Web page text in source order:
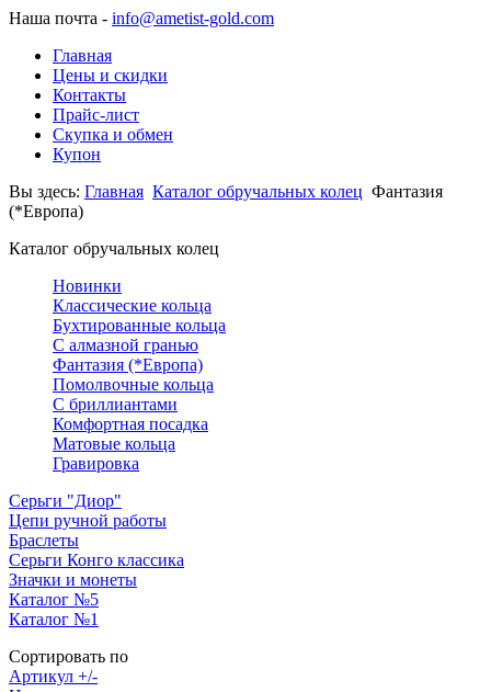
Наша почта - info@ametist-gold.com
Главная
Цены и скидки
Контакты
Прайс-лист
Скупка и обмен
Купон
Вы здесь: Главная Каталог обручальных колец Фантазия
(*Европа)
Каталог обручальных колец
Новинки
Классические кольца
Бухтированные кольца
С алмазной гранью
Фантазия (*Европа)
Помолвочные кольца
С бриллиантами
Комфортная посадка
Матовые кольца
Гравировка
Серьги "Диор"
Цепи ручной работы
Браслеты
Серьги Конго классика
Значки и монеты
Каталог №5
Каталог №1
Сортировать по
Артикул +/-